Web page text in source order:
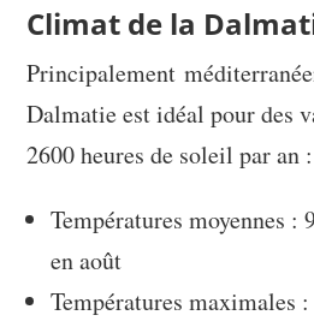
Climat de la
Principalement
Dalmatie est idéal pour des
2600 heures de soleil par an :
Températures moyennes :
en août
Températures maximales